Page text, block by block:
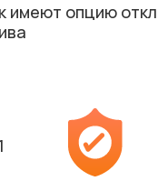
имеют опцию